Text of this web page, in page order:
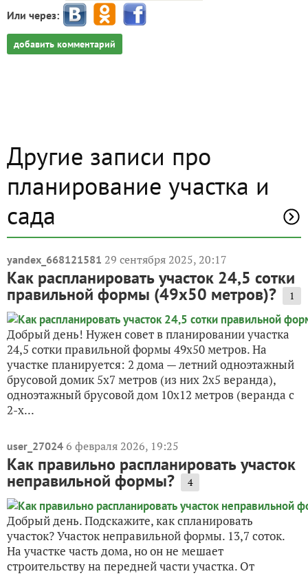
Или через:
добавить комментарий
Другие записи про
планирование участка и
сада
yandex_668121581 29 сентября 2025, 20:17
Как распланировать участок 24,5 сотки
правильной формы (49х50 метров)? 1
Добрый день! Нужен совет в планировании участка
24,5 сотки правильной формы 49х50 метров. На
участке планируется: 2 дома — летний одноэтажный
брусовой домик 5х7 метров (из них 2х5 веранда),
одноэтажный брусовой дом 10х12 метров (веранда с
2-х...
user_27024 6 февраля 2026, 19:25
Как правильно распланировать участок
неправильной формы? 4
Добрый день. Подскажите, как спланировать
участок? Участок неправильной формы. 13,7 соток.
На участке часть дома, но он не мешает
строительству на передней части участка. От